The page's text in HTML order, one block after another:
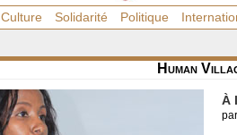
Culture Solidarité Politique
Human
À